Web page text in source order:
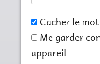
Cacher le
Me garder
appareil